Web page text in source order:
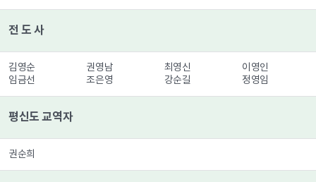
전 도 사
김영순 권영남 최영신 이영인
임금선 조은영 강순길 정영임 문
평신도 교역자
권순희